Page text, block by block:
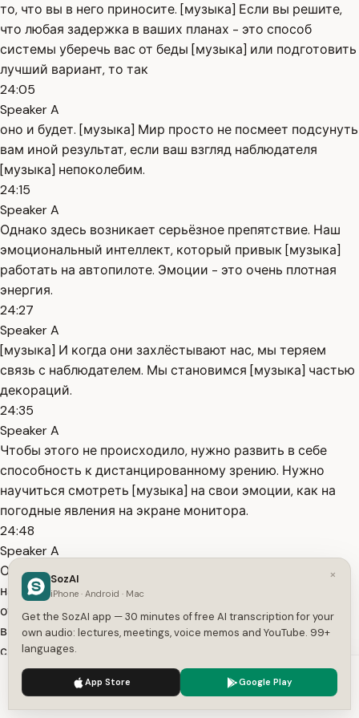
то, что вы в него приносите. [музыка] Если вы решите,
что любая задержка в ваших планах - это способ
системы уберечь вас от беды [музыка] или подготовить
лучший вариант, то так
24:05
Speaker A
оно и будет. [музыка] Мир просто не посмеет подсунуть
вам иной результат, если ваш взгляд наблюдателя
[музыка] непоколебим.
24:15
Speaker A
Однако здесь возникает серьёзное препятствие. Наш
эмоциональный интеллект, который привык [музыка]
работать на автопилоте. Эмоции - это очень плотная
энергия.
24:27
Speaker A
[музыка] И когда они захлёстывают нас, мы теряем
связь с наблюдателем. Мы становимся [музыка] частью
декораций.
24:35
Speaker A
Чтобы этого не происходило, нужно развить в себе
способность к дистанцированному зрению. Нужно
научиться смотреть [музыка] на свои эмоции, как на
погодные явления на экране монитора.
24:48
Speaker A
О, сейчас я чувствую раздражение. Мой ум пытается
назвать это событие плохим. [музыка] Как только вы
отделяете себя от ярлыка, вы возвращаете себе право
выбора. Вы можете [музыка] сказать: "Интересно,
система выдала мне такой сценарий. Я пока не буду
вешать на него ирлык. Пусть
25:09
Speaker A
We use cookies to enhance your experience.
×
SozAI
iPhone · Android · Mac
Get the SozAI app — 30 minutes of free AI transcription for your
own audio: lectures, meetings, voice memos and YouTube. 99+
languages.
App Store Google Play